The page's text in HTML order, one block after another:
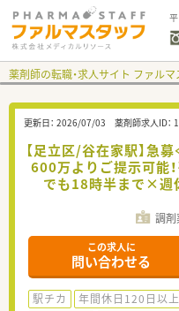
薬剤師の転職・求人サイト ファル
更新日： 2026/07/03 薬剤師求人ID：
【足立区/谷在家駅】
600万よりご提示可能
でも18時半まで×週
調剤
この求人に
問い合わせる
駅チカ 年間休日120日以上